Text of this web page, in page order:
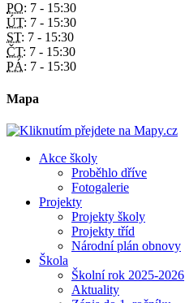
PO: 7 - 15:30
ÚT: 7 - 15:30
ST: 7 - 15:30
ČT: 7 - 15:30
PÁ: 7 - 15:30
Mapa
Akce školy
Proběhlo dříve
Fotogalerie
Projekty
Projekty školy
Projekty tříd
Národní plán obnovy
Škola
Školní rok 2025-2026
Aktuality